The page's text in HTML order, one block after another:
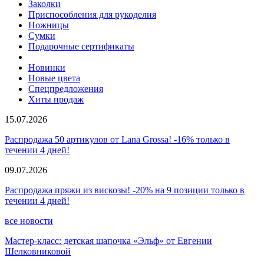
Заколки
Приспособления для рукоделия
Ножницы
Сумки
Подарочные сертификаты
Новинки
Новые цвета
Спецпредложения
Хиты продаж
15.07.2026
Распродажа 50 артикулов от Lana Grossa! -16% только в
течении 4 дней!
09.07.2026
Распродажа пряжи из вискозы! -20% на 9 позиции только в
течении 4 дней!
все новости
Мастер-класс: детская шапочка «Эльф» от Евгении
Шелковниковой